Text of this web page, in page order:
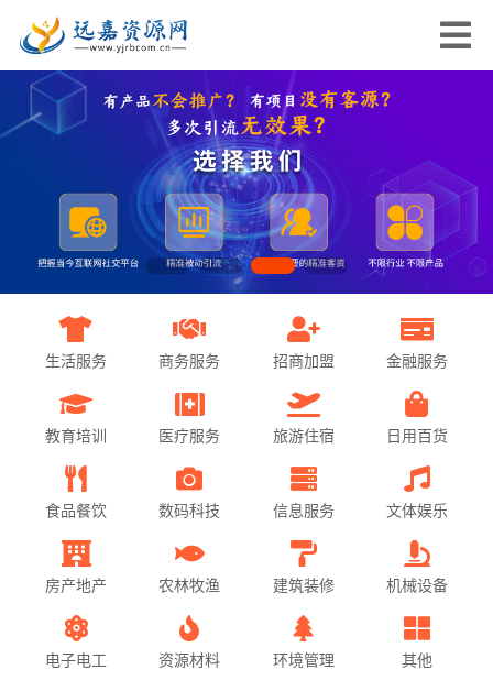
生活服务 商务服务 招商加盟 金融服务
教育培训 医疗服务 旅游住宿 日用百货
食品餐饮 数码科技 信息服务 文体娱乐
房产地产 农林牧渔 建筑装修 机械设备
电子电工 资源材料 环境管理 其他